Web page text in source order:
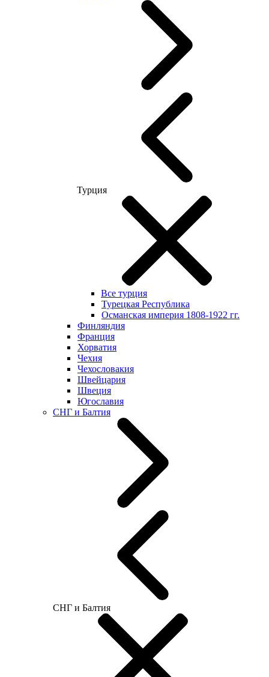
Турция
Все турция
Турецкая Республика
Османская империя 1808-1922 гг.
Финляндия
Франция
Хорватия
Чехия
Чехословакия
Швейцария
Швеция
Югославия
СНГ и Балтия
СНГ и Балтия